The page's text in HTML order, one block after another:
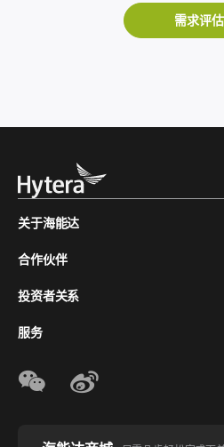
需求评估
关于海能达
合作伙伴
投资者关系
服务